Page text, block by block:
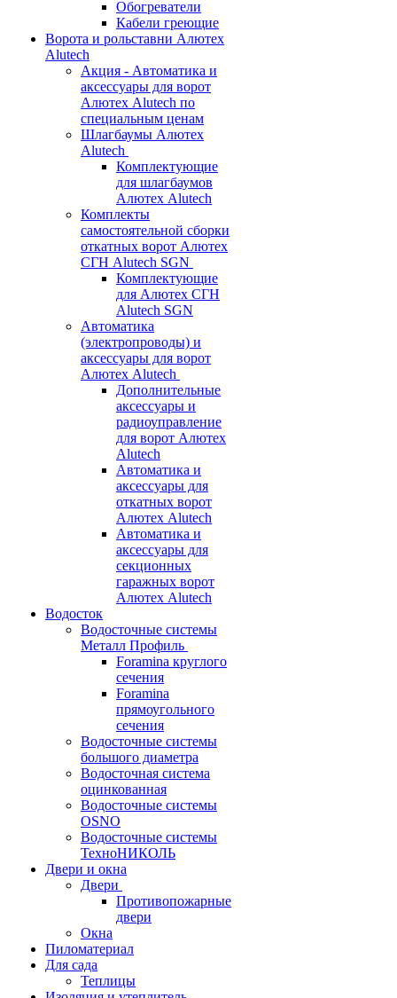
Обогреватели
Кабели греющие
Ворота и рольставни Алютех
Alutech
Акция - Автоматика и
аксессуары для ворот
Алютех Alutech по
специальным ценам
Шлагбаумы Алютех
Alutech
Комплектующие
для шлагбаумов
Алютех Alutech
Комплекты
самостоятельной сборки
откатных ворот Алютех
СГН Alutech SGN
Комплектующие
для Алютех СГН
Alutech SGN
Автоматика
(электропроводы) и
аксессуары для ворот
Алютех Alutech
Дополнительные
аксессуары и
радиоуправление
для ворот Алютех
Alutech
Автоматика и
аксессуары для
откатных ворот
Алютех Alutech
Автоматика и
аксессуары для
секционных
гаражных ворот
Алютех Alutech
Водосток
Водосточные системы
Металл Профиль
Foramina круглого
сечения
Foramina
прямоугольного
сечения
Водосточные системы
большого диаметра
Водосточная система
оцинкованная
Водосточные системы
OSNO
Водосточные системы
ТехноНИКОЛЬ
Двери и окна
Двери
Противопожарные
двери
Окна
Пиломатериал
Для сада
Теплицы